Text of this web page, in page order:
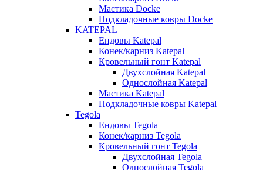
Мастика Docke
Подкладочные ковры Docke
KATEPAL
Ендовы Katepal
Конек/карниз Katepal
Кровельный гонт Katepal
Двухслойная Katepal
Однослойная Katepal
Мастика Katepal
Подкладочные ковры Katepal
Tegola
Ендовы Tegola
Конек/карниз Tegola
Кровельный гонт Tegola
Двухслойная Tegola
Однослойная Tegola